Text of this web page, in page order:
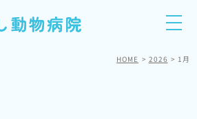
HOME 2026 1月